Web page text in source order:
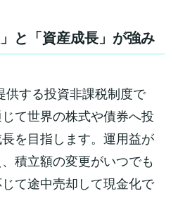
と「資産成長」が強み
供する投資非課税制度で
て世界の株式や債券へ投
を目指します。運用益が
積立額の変更がいつでも
て途中売却して現金化で